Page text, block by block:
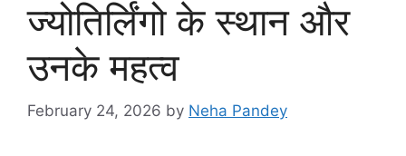
ज्योतिर्लिंगो के स्थान और
उनके महत्व
February 24, 2026 by Neha Pandey